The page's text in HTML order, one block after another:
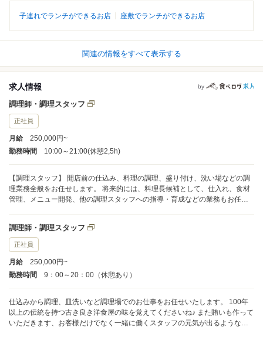
子連れでランチができるお店 座敷でランチができるお店
関連の情報をすべて表示する
求人情報 by
調理師・調理スタッフ
正社員
月給
250,000円~
勤務時間
10:00～21:00(休憩2,5h)
【調理スタッフ】 開店前の仕込み、料理の調理、盛り付け、洗い場などの調
理業務全般をお任せします。 将来的には、料理長候補として、仕入れ、食材
管理、メニュー開発、他の調理スタッフへの指導・育成などの業務もお任せ
調理師・調理スタッフ
正社員
月給
250,000円~
勤務時間
9：00～20：00（休憩あり）
仕込みから調理、皿洗いなど調理場でのお仕事をお任せいたします。 100年
以上の伝統を持つ古き良き洋食屋の味を覚えてくださいね♪ また賄いも作って
いただきます、お客様だけでなく一緒に働くスタッフの元気が出るような料